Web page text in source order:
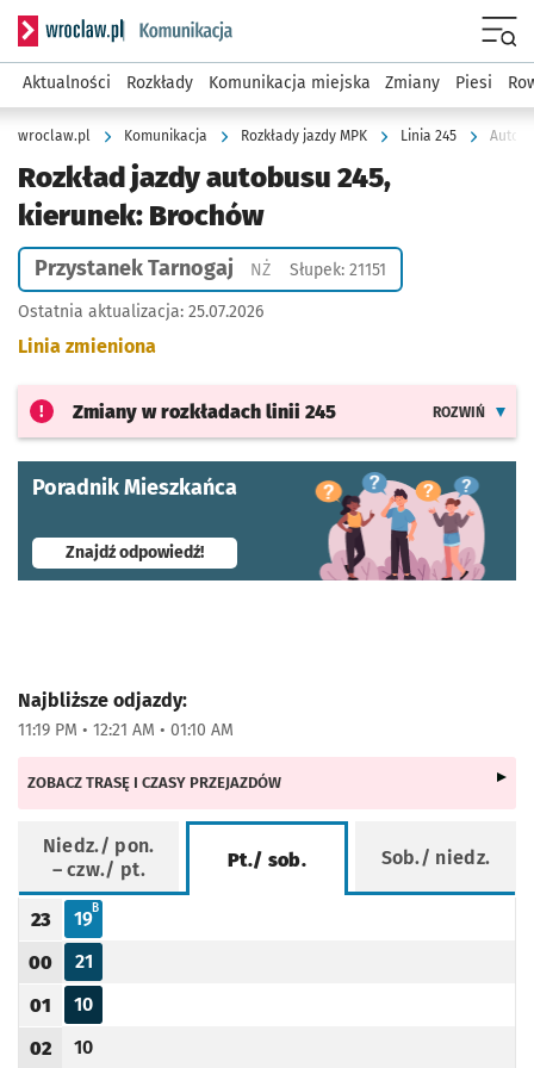
Serwis informacyjny wroclaw.pl podserwis: Komunikacja
Aktualności Rozkłady Komunikacja miejska Zmiany Piesi
wroclaw.pl Komunikacja Rozkłady jazdy MPK Linia 245
Rozkład jazdy autobusu 245,
kierunek: Brochów
Przystanek Tarnogaj NŻPrzystanek na życzenie
Słupek: 21151
Ostatnia aktualizacja: 25.07.2026
Linia zmieniona
Zmiany w rozkładach linii 245 ROZWIŃ
Poradnik Mieszkańca
Znajdź odpowiedź!- otworzy się w nowej karcie
Najbliższe odjazdy:
11:19 PM • 12:21 AM • 01:10 AM
ZOBACZ TRASĘ I CZASY PRZEJAZDÓW
Niedz./ pon.
– czw./ pt.
Pt./ sob. Sob./ niedz.
Rozkład jazdy -
Godzina odjazdu
23
Odjazd
19
minut po godzinie 23
BB - KURS SKRÓCONY DO BROCHOWA
Godzina odjazdu
00
Odjazd
21
minut po godzinie 00
Godzina odjazdu
01
Odjazd
10
minut po godzinie 01
Godzina odjazdu
02
Odjazd
10
minut po godzinie 02